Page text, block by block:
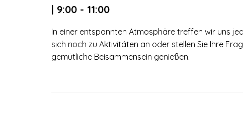
| 9:00 - 11:00
In einer entspannten Atmosphäre treffen wir uns
sich noch zu Aktivitäten an oder stellen Sie Ihre
gemütliche Beisammensein genießen.